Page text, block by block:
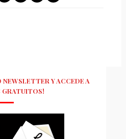
NEWSLETTER Y ACCEDE A
GRATUITOS!